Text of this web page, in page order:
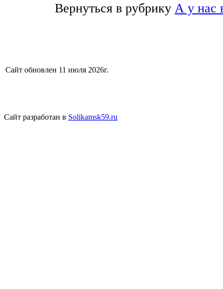
Вернуться в рубрику А у нас
Сайт обновлен 11 июля 2026г.
Сайт разработан в Solikamsk59.ru